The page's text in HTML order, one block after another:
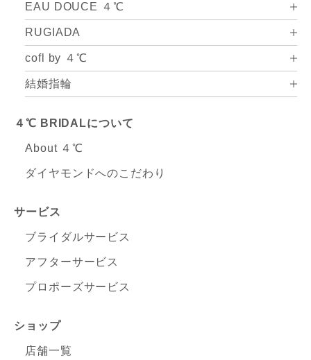
EAU DOUCE ４℃
RUGIADA
cofl by ４℃
結婚指輪
４℃ BRIDALについて
About ４℃
ダイヤモンドへのこだわり
サービス
ブライダルサービス
アフターサービス
プロポーズサービス
ショップ
店舗一覧